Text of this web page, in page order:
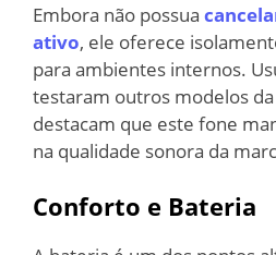
Embora não possua
ativo, ele oferece
para ambientes internos.
testaram outros modelos da
destacam que este fone
na qualidade sonora da
Conforto e Bateria